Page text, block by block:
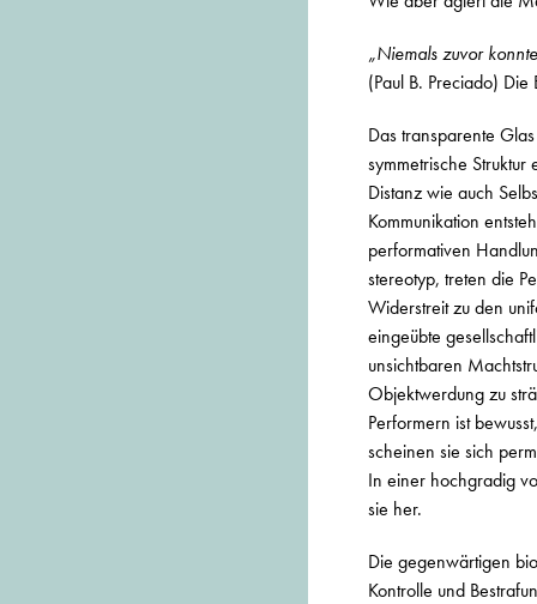
„Niemals zuvor
(Paul B. Preciado)
Das transparente
symmetrische
Distanz wie auch
Kommunikation
performativen
stereotyp, treten die
Widerstreit zu den
eingeübte
unsichtbaren
Objektwerdung zu
Performern ist
scheinen sie sich
In einer hochgradig
sie her.
Die gegenwärtigen
Kontrolle und